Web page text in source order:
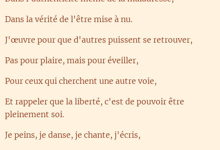
Dans la vérité de l'être mise à nu.
J'œuvre pour que d'autres puissent se retrouver,
Pas pour plaire, mais pour éveiller,
Pour ceux qui cherchent une autre voie,
Et rappeler que la liberté, c'est de pouvoir être
pleinement soi.
Je peins, je danse, je chante, j'écris,